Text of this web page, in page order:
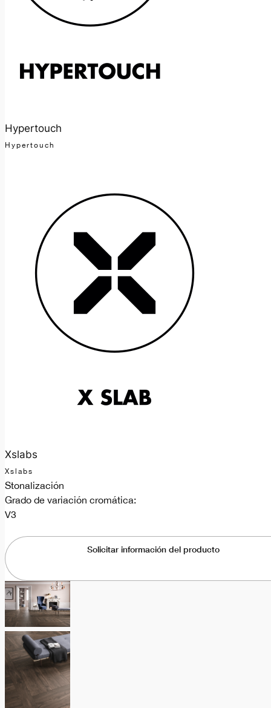
Hypertouch
Hypertouch
Xslabs
Xslabs
Stonalización
Grado de variación cromática:
V3
Solicitar información del producto